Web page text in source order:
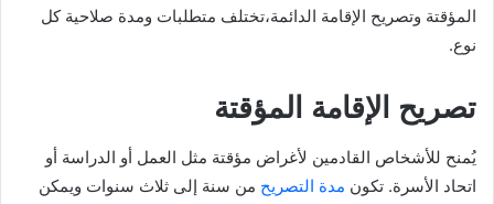
المؤقتة وتصريح الإقامة الدائمة،تختلف متطلبات ومدة صلاحية كل
نوع.
تصريح الإقامة المؤقتة
يُمنح للأشخاص القادمين لأغراض مؤقتة مثل العمل أو الدراسة أو
اتحاد الأسرة. تكون مدة التصريح من سنة إلى ثلاث سنوات ويمكن